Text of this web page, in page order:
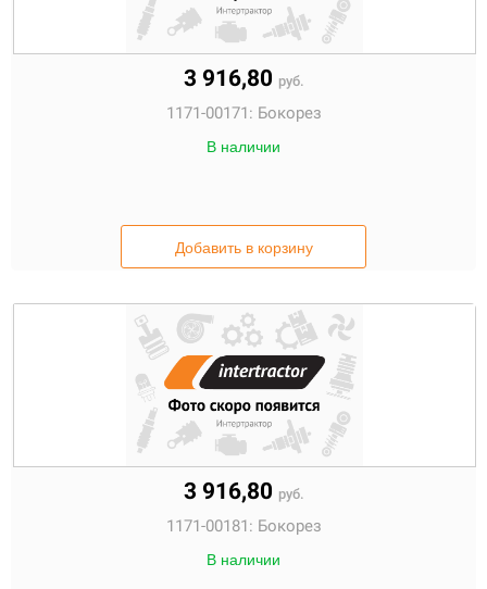
3 916,80 руб.
1171-00171: Бокорез
В наличии
Добавить в корзину
3 916,80 руб.
1171-00181: Бокорез
В наличии